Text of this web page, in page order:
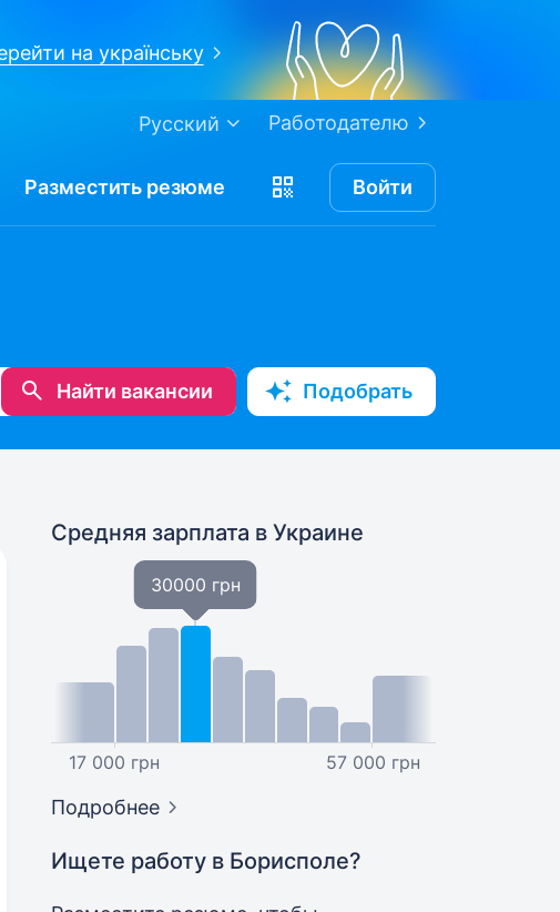
на українську
Работодателю
Русский
Разместить резюме Войти
Найти вакансии Подобрать
Средняя зарплата в Украине
17 000 грн
30000 грн
57 000 грн
Подробнее
Ищете работу в Борисполе?